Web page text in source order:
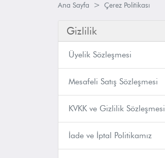
Ana Sayfa Çerez Politikası
Gizlilik
Üyelik Sözleşmesi
Mesafeli Satış Sözleşmesi
KVKK ve Gizlilik Sözleşmesi
İade ve İptal Politikamız